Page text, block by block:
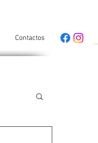
Contactos